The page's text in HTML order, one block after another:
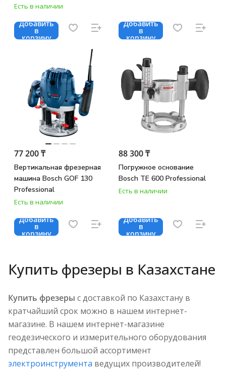
Есть в наличии
Добавить
в
корзину
Добавить
в
корзину
77 200 ₸
Вертикальная фрезерная
машина Bosch GOF 130
Professional
Есть в наличии
Добавить
в
корзину
88 300 ₸
Погружное основание
Bosch TE 600 Professional
Есть в наличии
Добавить
в
корзину
Купить фрезеры в Казахстане
Купить фрезеры с доставкой по Казахстану в
кратчайший срок можно в нашем интернет-
магазине. В нашем интернет-магазине
геодезического и измерительного оборудования
представлен большой ассортимент
электроинструмента ведущих производителей!